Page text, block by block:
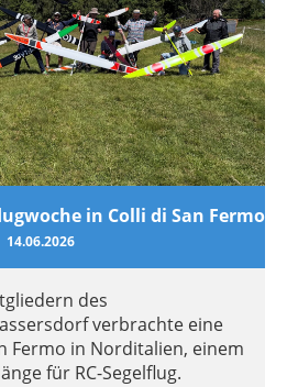
in Colli di San Fermo
14.06.2026
des
verbrachte eine
Fermo in Norditalien, einem
für RC-Segelflug.